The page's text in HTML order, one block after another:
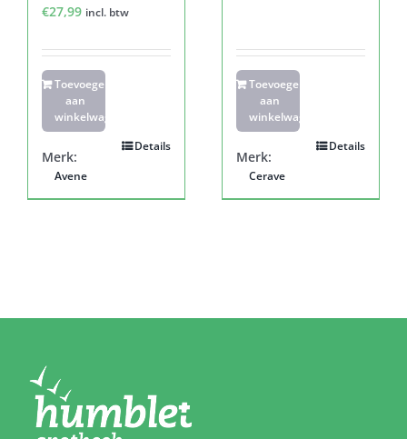
€27,99 incl. btw
Toevoegen
aan
winkelwagen
Details
Merk:
Avene
Toevoegen
aan
winkelwagen
Details
Merk:
Cerave